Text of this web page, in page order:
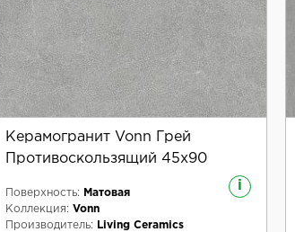
Керамогранит Vonn Грей
Противоскользящий 45x90
i
Поверхность:
Матовая
Коллекция: Vonn
Производитель:
Living Ceramics